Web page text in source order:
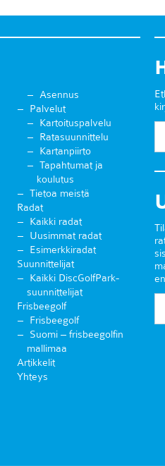
Asennus
Palvelut
Kartoituspalvelu
Ratasuunnittelu
Kartanpiirto
Tapahtumat ja
koulutus
Tietoa meistä
Radat
Kaikki radat
Uusimmat radat
Esimerkkiradat
Suunnittelijat
Kaikki DiscGolfPark-
suunnittelijat
Frisbeegolf
Frisbeegolf
Suomi – frisbeegolfin
mallimaa
Artikkelit
Yhteys